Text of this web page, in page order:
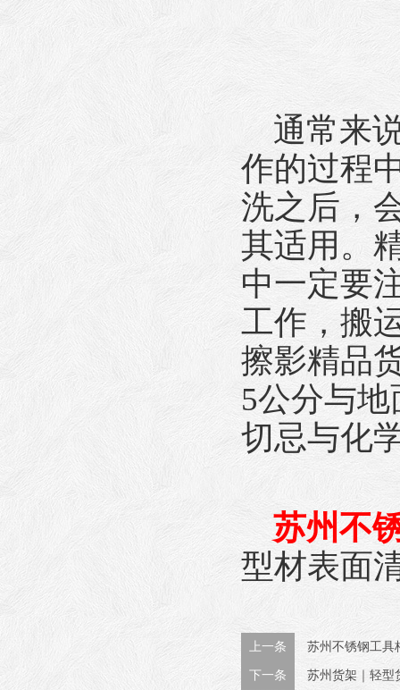
通常来
作的过程
洗之后，
其适用。
中一定要
工作，搬
擦影精品
5公分与
切忌与化
苏州不
型材表面
上一条 苏州不锈钢工具
下一条 苏州货架｜轻型